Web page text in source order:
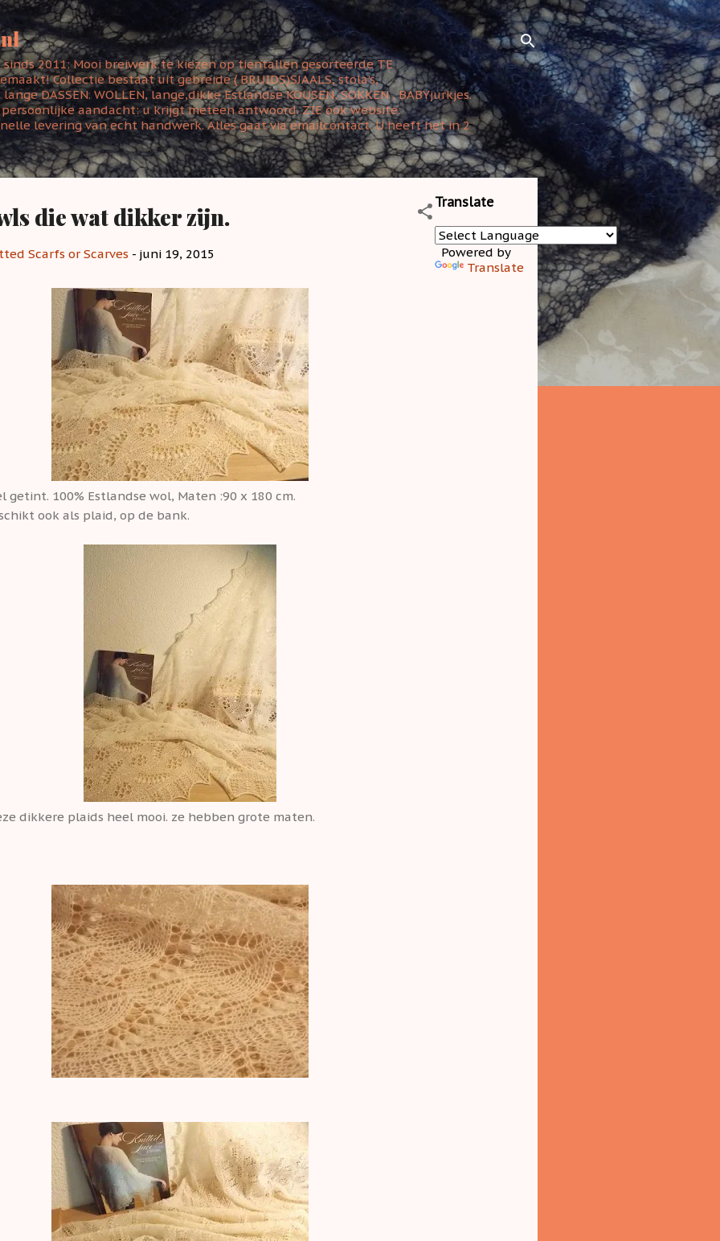
Doorgaan naar hoofdcontent
sinds 2011: Mooi breiwerk te kiezen op tientallen gesorteerde TE
Collectie bestaat uit gebreide ( BRUIDS)SJAALS, stola’s,
lange DASSEN. WOLLEN, lange,dikke Estlandse KOUSEN, SOKKEN , BABYjurkjes.
persoonlijke aandacht: u krijgt meteen antwoord. ZIE ook website:
levering van echt handwerk. Alles gaat via emailcontact. U heeft het in 2
Translate
Powered by
Translate
die wat dikker zijn.
Scarfs or Scarves - juni 19, 2015
getint. 100% Estlandse wol, Maten :90 x 180 cm.
ook als plaid, op de bank.
dikkere plaids heel mooi. ze hebben grote maten.